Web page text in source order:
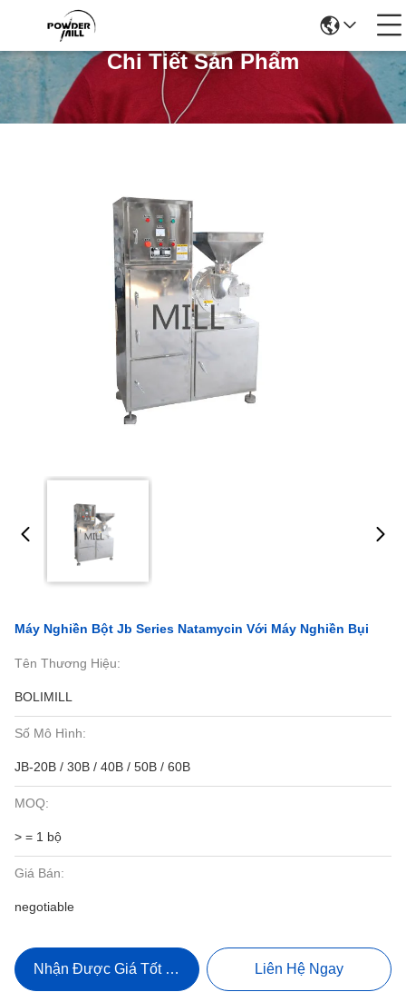
Chi Tiết Sản Phẩm
Máy Nghiền Bột Jb Series Natamycin Với Máy Nghiền Bụi
Tên Thương Hiệu:
BOLIMILL
Số Mô Hình:
JB-20B / 30B / 40B / 50B / 60B
MOQ:
> = 1 bộ
Giá Bán:
negotiable
Nhận Được Giá Tốt Nhất Liên Hệ Ngay